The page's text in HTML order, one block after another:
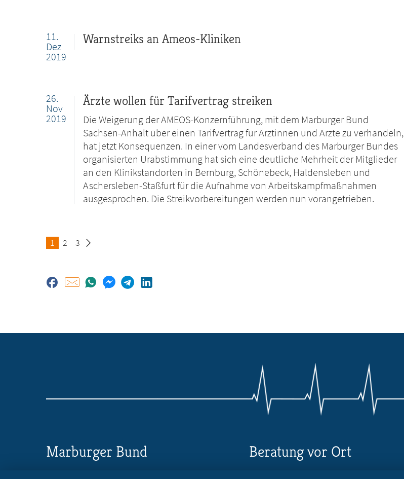
11.
Dez
2019
Warnstreiks an Ameos-Kliniken
26.
Nov
2019
Ärzte wollen für Tarifvertrag streiken
Die Weigerung der AMEOS-Konzernführung, mit dem Marburger Bund
Sachsen-Anhalt über einen Tarifvertrag für Ärztinnen und Ärzte zu verhandeln,
hat jetzt Konsequenzen. In einer vom Landesverband des Marburger Bundes
organisierten Urabstimmung hat sich eine deutliche Mehrheit der Mitglieder
an den Klinikstandorten in Bernburg, Schönebeck, Haldensleben und
Aschersleben-Staßfurt für die Aufnahme von Arbeitskampfmaßnahmen
ausgesprochen. Die Streikvorbereitungen werden nun vorangetrieben.
Seite
1 Seite
2 Seite
3
Marburger Bund Beratung vor Ort